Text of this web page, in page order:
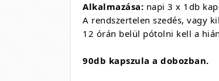
Alkalmazása: napi 3 x 1db
A rendszertelen szedés, vagy
12 órán belül pótolni kell a
90db kapszula a dobozban.